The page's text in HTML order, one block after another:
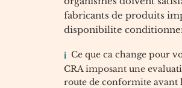
fabricants de produits
disponibilite
Ce que ca change pour
CRA imposant une
route de conformite avant